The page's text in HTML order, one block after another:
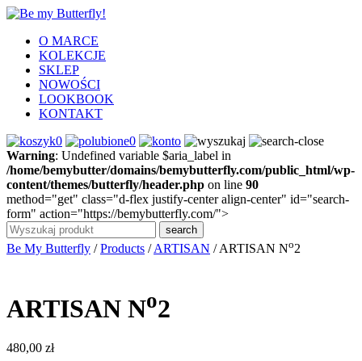
O MARCE
KOLEKCJE
SKLEP
NOWOŚCI
LOOKBOOK
KONTAKT
0
0
Warning: Undefined variable $aria_label in
/home/bemybutter/domains/bemybutterfly.com/public_html/wp-
content/themes/butterfly/header.php on line 90
method="get" class="d-flex justify-center align-center" id="search-
form" action="https://bemybutterfly.com/">
Be My Butterfly /Products /ARTISAN /ARTISAN No2
ARTISAN No2
480,00 zł